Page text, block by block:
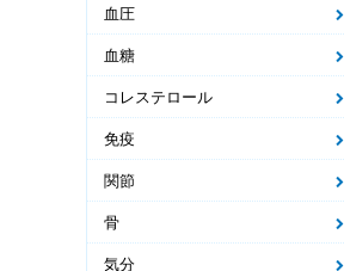
血圧
血糖
コレステロール
免疫
関節
骨
気分